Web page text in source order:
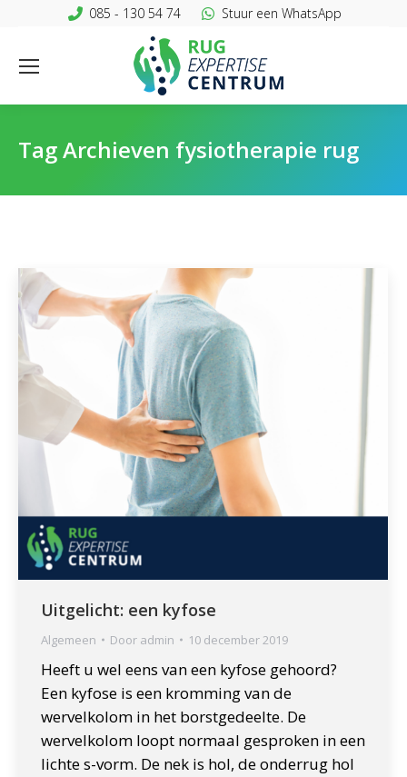
085 - 130 54 74 Stuur een WhatsApp
Tag Archieven fysiotherapie rug
Uitgelicht: een kyfose
Algemeen Door admin 10 december 2019
Heeft u wel eens van een kyfose gehoord?
Een kyfose is een kromming van de
wervelkolom in het borstgedeelte. De
wervelkolom loopt normaal gesproken in een
lichte s-vorm. De nek is hol, de onderrug hol